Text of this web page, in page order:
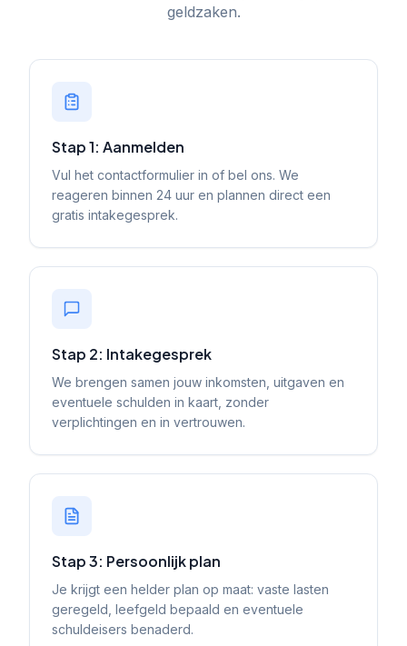
geldzaken.
Stap 1: Aanmelden
Vul het contactformulier in of bel ons. We
reageren binnen 24 uur en plannen direct een
gratis intakegesprek.
Stap 2: Intakegesprek
We brengen samen jouw inkomsten, uitgaven en
eventuele schulden in kaart, zonder
verplichtingen en in vertrouwen.
Stap 3: Persoonlijk plan
Je krijgt een helder plan op maat: vaste lasten
geregeld, leefgeld bepaald en eventuele
schuldeisers benaderd.